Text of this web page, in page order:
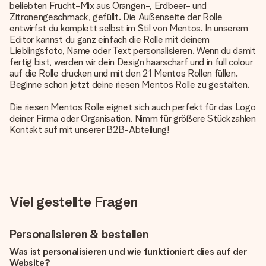
beliebten Frucht-Mix aus Orangen-, Erdbeer- und
Zitronengeschmack, gefüllt. Die Außenseite der Rolle
entwirfst du komplett selbst im Stil von Mentos. In unserem
Editor kannst du ganz einfach die Rolle mit deinem
Lieblingsfoto, Name oder Text personalisieren. Wenn du damit
fertig bist, werden wir dein Design haarscharf und in full colour
auf die Rolle drucken und mit den 21 Mentos Rollen füllen.
Beginne schon jetzt deine riesen Mentos Rolle zu gestalten.
Die riesen Mentos Rolle eignet sich auch perfekt für das Logo
deiner Firma oder Organisation. Nimm für größere Stückzahlen
Kontakt auf mit unserer B2B-Abteilung!
Viel gestellte Fragen
Personalisieren & bestellen
Was ist personalisieren und wie funktioniert dies auf der
Website?